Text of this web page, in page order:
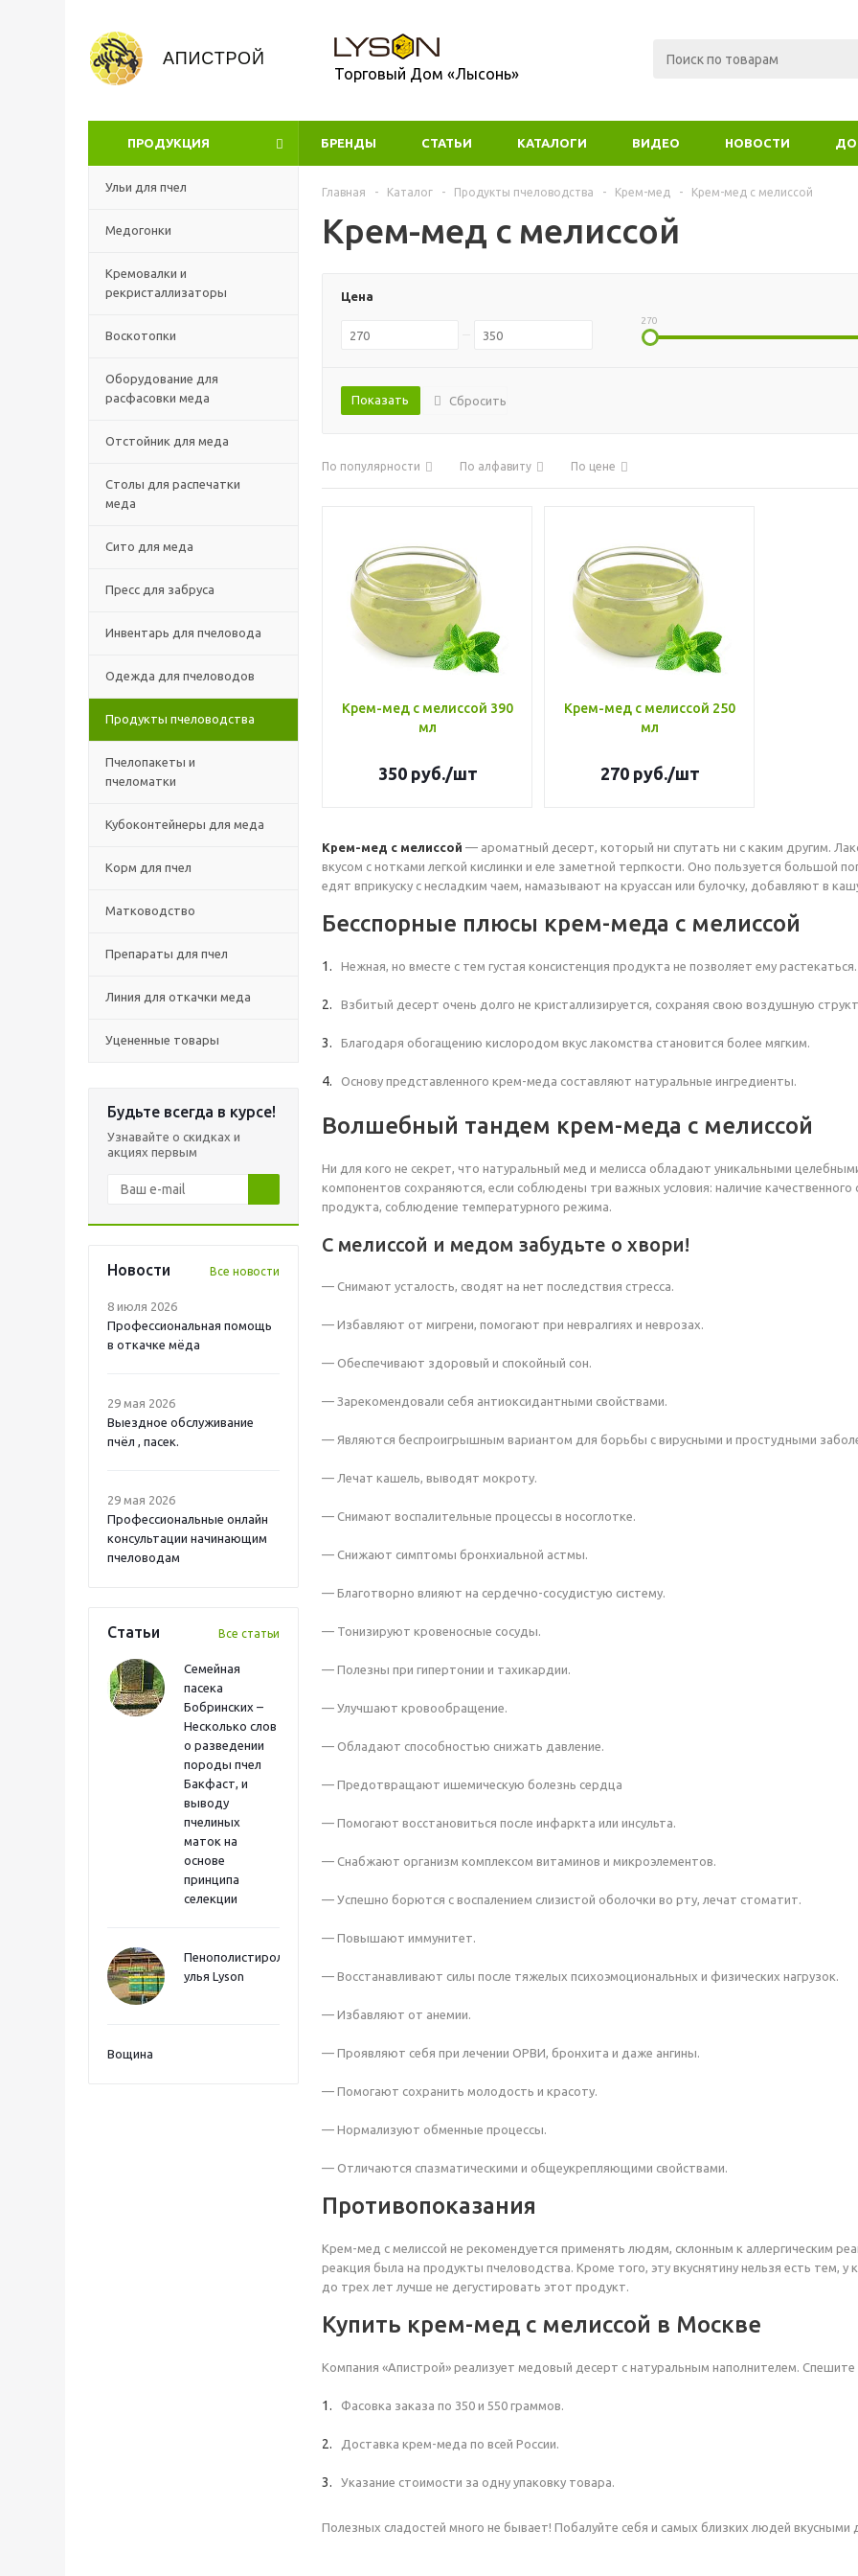
Торговый Дом «Лысонь»
ПРОДУКЦИЯ УЦЕНКА
БРЕНДЫ СТАТЬИ КАТАЛОГИ ВИДЕО НОВОСТИ
Ульи для пчел
Медогонки
Кремовалки и
рекристаллизаторы
Воскотопки
Оборудование для
расфасовки меда
Отстойник для меда
Столы для распечатки
меда
Сито для меда
Пресс для забруса
Инвентарь для пчеловода
Одежда для пчеловодов
Продукты пчеловодства
Пчелопакеты и
пчеломатки
Кубоконтейнеры для меда
Корм для пчел
Матководство
Препараты для пчел
Линия для откачки меда
Уцененные товары
Будьте всегда в курсе!
Узнавайте о скидках и
акциях первым
Новости Все новости
8 июля 2026
Профессиональная помощь
в откачке мёда
29 мая 2026
Выездное обслуживание
пчёл , пасек.
29 мая 2026
Профессиональные онлайн
консультации начинающим
пчеловодам
Статьи Все статьи
Семейная
пасека
Бобринских –
Несколько слов
о разведении
породы пчел
Бакфаст, и
выводу
пчелиных
маток на
основе
принципа
селекции
Пенополистиролные
улья Lyson
Вощина
Главная - Каталог - Продукты пчеловодства - Крем-мед - Крем-мед с мелиссой
Крем-мед с мелиссой
Цена
270
Сбросить
По популярности По алфавиту По цене
Крем-мед с мелиссой 390
мл
350руб./шт
Крем-мед с мелиссой 250
мл
270руб./шт
Крем-мед с мелиссой — ароматный десерт, который ни спутать ни с каким другим.
вкусом с нотками легкой кислинки и еле заметной терпкости. Оно пользуется большой
едят вприкуску с несладким чаем, намазывают на круассан или булочку, добавляют в
Бесспорные плюсы крем-меда с мелиссой
Нежная, но вместе с тем густая консистенция продукта не позволяет ему растекаться.
Взбитый десерт очень долго не кристаллизируется, сохраняя свою воздушную
Благодаря обогащению кислородом вкус лакомства становится более мягким.
Основу представленного крем-меда составляют натуральные ингредиенты.
Волшебный тандем крем-меда с мелиссой
Ни для кого не секрет, что натуральный мед и мелисса обладают уникальными
компонентов сохраняются, если соблюдены три важных условия: наличие качественного
продукта, соблюдение температурного режима.
С мелиссой и медом забудьте о хвори!
— Снимают усталость, сводят на нет последствия стресса.
— Избавляют от мигрени, помогают при невралгиях и неврозах.
— Обеспечивают здоровый и спокойный сон.
— Зарекомендовали себя антиоксидантными свойствами.
— Являются беспроигрышным вариантом для борьбы с вирусными и простудными
— Лечат кашель, выводят мокроту.
— Снимают воспалительные процессы в носоглотке.
— Снижают симптомы бронхиальной астмы.
— Благотворно влияют на сердечно-сосудистую систему.
— Тонизируют кровеносные сосуды.
— Полезны при гипертонии и тахикардии.
— Улучшают кровообращение.
— Обладают способностью снижать давление.
— Предотвращают ишемическую болезнь сердца
— Помогают восстановиться после инфаркта или инсульта.
— Снабжают организм комплексом витаминов и микроэлементов.
— Успешно борются с воспалением слизистой оболочки во рту, лечат стоматит.
— Повышают иммунитет.
— Восстанавливают силы после тяжелых психоэмоциональных и физических нагрузок.
— Избавляют от анемии.
— Проявляют себя при лечении ОРВИ, бронхита и даже ангины.
— Помогают сохранить молодость и красоту.
— Нормализуют обменные процессы.
— Отличаются спазматическими и общеукрепляющими свойствами.
Противопоказания
Крем-мед с мелиссой не рекомендуется применять людям, склонным к аллергическим
реакция была на продукты пчеловодства. Кроме того, эту вкуснятину нельзя есть тем,
до трех лет лучше не дегустировать этот продукт.
Купить крем-мед с мелиссой в Москве
Компания «Апистрой» реализует медовый десерт с натуральным наполнителем.
Фасовка заказа по 350 и 550 граммов.
Доставка крем-меда по всей России.
Указание стоимости за одну упаковку товара.
Полезных сладостей много не бывает! Побалуйте себя и самых близких людей